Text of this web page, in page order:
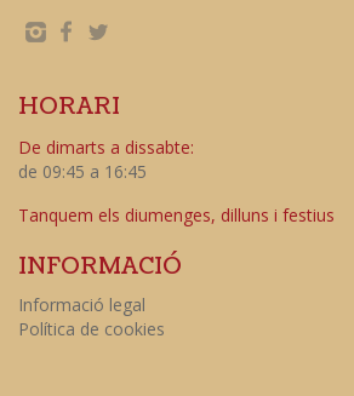
HORARI
De dimarts a dissabte:
de 09:45 a 16:45
Tanquem els diumenges, dilluns i festius
INFORMACIÓ
Informació legal
Política de cookies